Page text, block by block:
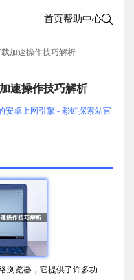
首页帮助中心
载加速操作技巧解析
速操作技巧解析
安卓上网引擎 - 彩虹探索站官
浏览器，它提供了许多功